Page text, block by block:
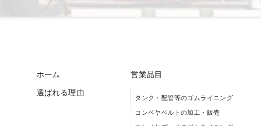
ホーム
選ばれる理由
営業品目
タンク・配管等のゴムライニング
コンベヤベルトの加工・販売